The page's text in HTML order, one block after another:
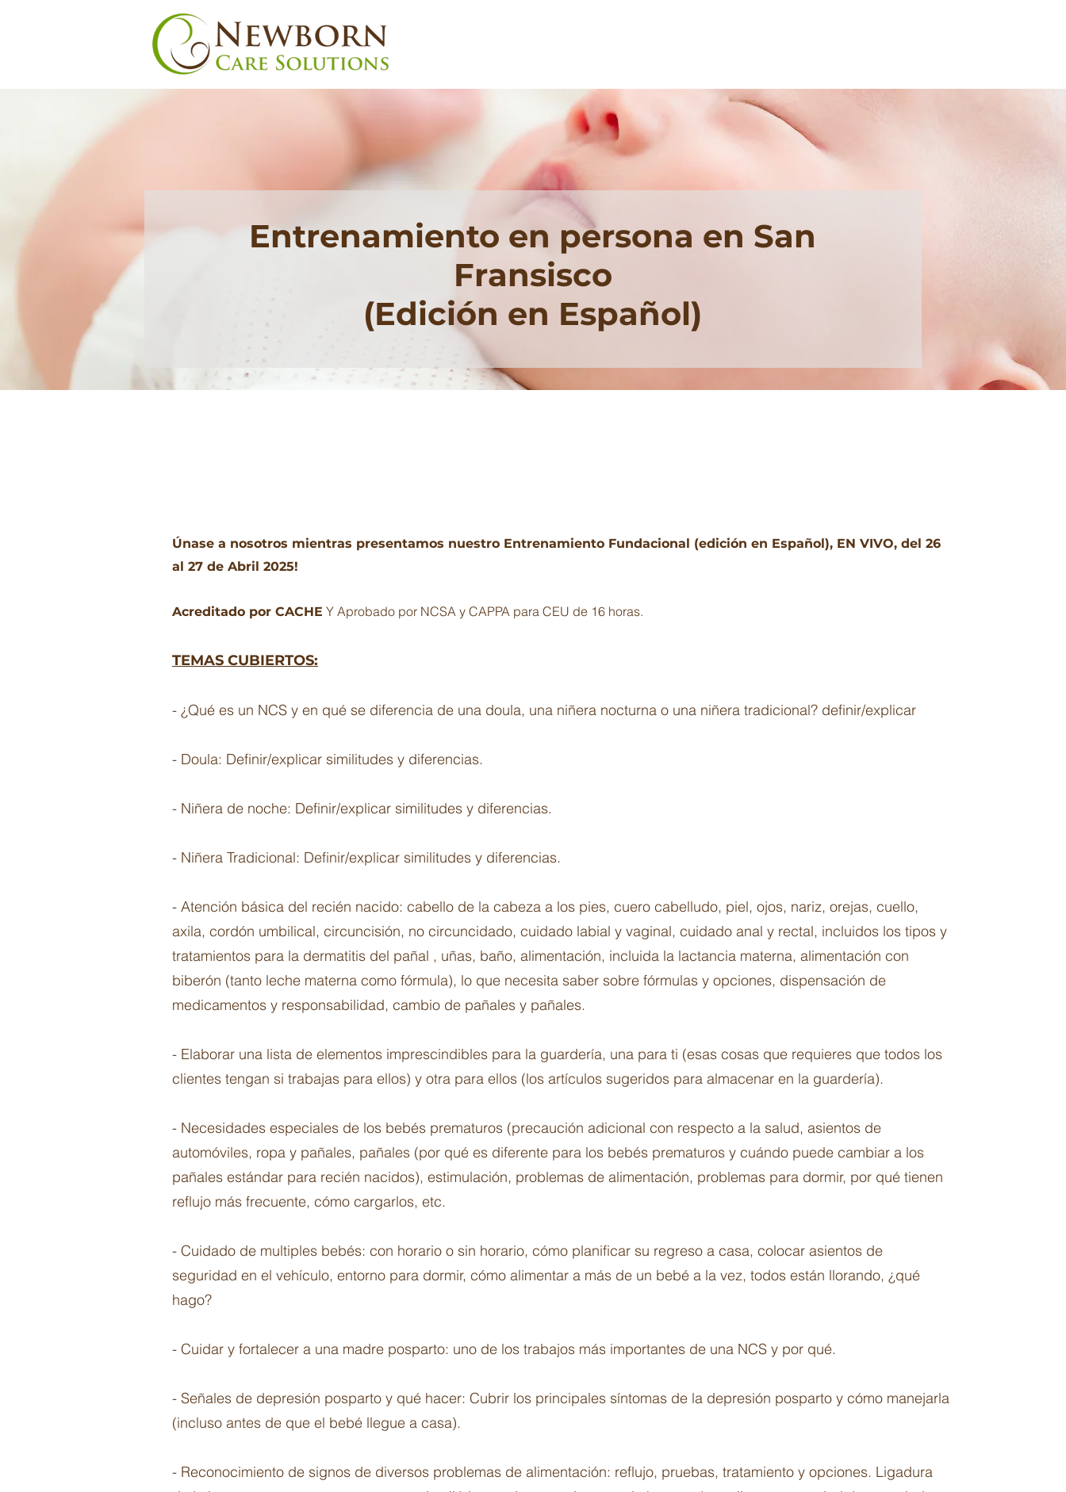
Entrenamiento en persona en San
Fransisco
(Edición en Español)
Únase a nosotros mientras presentamos nuestro Entrenamiento Fundacional (edición en Español), EN VIVO, del 26
al 27 de Abril 2025!
Acreditado por CACHE Y Aprobado por NCSA y CAPPA para CEU de 16 horas.
TEMAS CUBIERTOS:
- ¿Qué es un NCS y en qué se diferencia de una doula, una niñera nocturna o una niñera tradicional? definir/explicar
- Doula: Definir/explicar similitudes y diferencias.
- Niñera de noche: Definir/explicar similitudes y diferencias.
- Niñera Tradicional: Definir/explicar similitudes y diferencias.
- Atención básica del recién nacido: cabello de la cabeza a los pies, cuero cabelludo, piel, ojos, nariz, orejas, cuello,
axila, cordón umbilical, circuncisión, no circuncidado, cuidado labial y vaginal, cuidado anal y rectal, incluidos los tipos y
tratamientos para la dermatitis del pañal , uñas, baño, alimentación, incluida la lactancia materna, alimentación con
biberón (tanto leche materna como fórmula), lo que necesita saber sobre fórmulas y opciones, dispensación de
medicamentos y responsabilidad, cambio de pañales y pañales.
- Elaborar una lista de elementos imprescindibles para la guardería, una para ti (esas cosas que requieres que todos los
clientes tengan si trabajas para ellos) y otra para ellos (los artículos sugeridos para almacenar en la guardería).
- Necesidades especiales de los bebés prematuros (precaución adicional con respecto a la salud, asientos de
automóviles, ropa y pañales, pañales (por qué es diferente para los bebés prematuros y cuándo puede cambiar a los
pañales estándar para recién nacidos), estimulación, problemas de alimentación, problemas para dormir, por qué tienen
reflujo más frecuente, cómo cargarlos, etc.
- Cuidado de multiples bebés: con horario o sin horario, cómo planificar su regreso a casa, colocar asientos de
seguridad en el vehículo, entorno para dormir, cómo alimentar a más de un bebé a la vez, todos están llorando, ¿qué
hago?
- Cuidar y fortalecer a una madre posparto: uno de los trabajos más importantes de una NCS y por qué.
- Señales de depresión posparto y qué hacer: Cubrir los principales síntomas de la depresión posparto y cómo manejarla
(incluso antes de que el bebé llegue a casa).
- Reconocimiento de signos de diversos problemas de alimentación: reflujo, pruebas, tratamiento y opciones. Ligadura